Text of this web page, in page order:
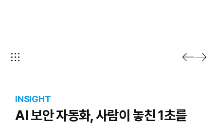
INSIGHT
AI 보안 자동화, 사람이 놓친 1초를